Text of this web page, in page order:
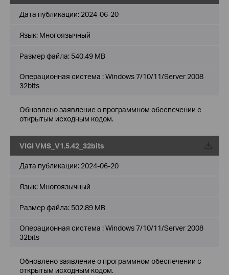
Дата публикации: 2024-06-20
Язык: Многоязычный
Размер файла: 540.49 MB
Операционная система : Windows 7/10/11/Server 2008
32bits
Обновлено заявление о программном обеспечении с
открытым исходным кодом.
VIGI VMS_V1.5.42_32bits
Дата публикации: 2024-06-20
Язык: Многоязычный
Размер файла: 502.89 MB
Операционная система : Windows 7/10/11/Server 2008
32bits
Обновлено заявление о программном обеспечении с
открытым исходным кодом.